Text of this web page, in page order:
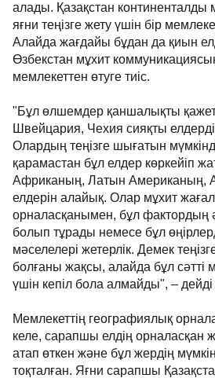
алады. Қазақстан континенталды
яғни теңізге жету үшін бір
Алайда жағдайы бұдан да қиын
Өзбекстан мұхит
мемлекеттен өтуге тиіс.
"Бұл өлшемдер қаншалықты
Швейцария, Чехия сияқты
Олардың теңізге шығатын
қарамастан бұл елдер көркейіп
Африканың, Латын Американың,
елдерін алайық. Олар мұхит
орналасқанымен, бұл фактордың
болып тұрады немесе бұл
мәселелері жетерлік. Демек
болғаны жақсы, алайда бұл сәтті
үшін кепіл бола алмайды", –
Мемлекеттің географиялық
келе, сарапшы елдің орналасқан
атап өткен және бұл жердің
тоқталған. Яғни сарапшы